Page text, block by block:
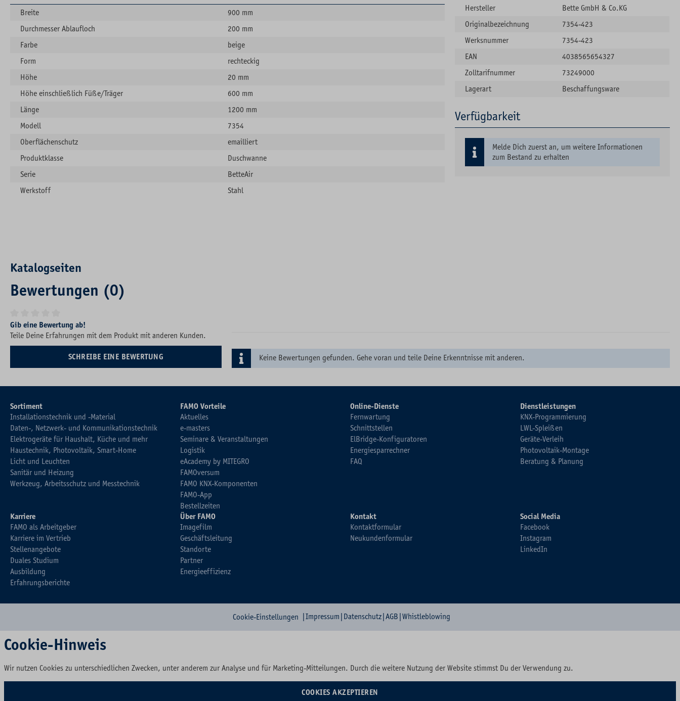
Breite
900 mm
Durchmesser Ablaufloch
200 mm
Farbe
beige
Form
rechteckig
Höhe
20 mm
Höhe einschließlich Füße/Träger
600 mm
Länge
1200 mm
Modell
7354
Oberflächenschutz
emailliert
Produktklasse
Duschwanne
Serie
BetteAir
Werkstoff
Stahl
Hersteller
Bette GmbH & Co.KG
Originalbezeichnung
7354-423
Werksnummer
7354-423
EAN
4038565654327
Zolltarifnummer
73249000
Lagerart
Beschaffungsware
Verfügbarkeit
Melde Dich zuerst an, um weitere Informationen
zum Bestand zu erhalten
Katalogseiten
Bewertungen (0)
Durchschnittliche Bewertung von 0 von 5 Sternen
Gib eine Bewertung ab!
Teile Deine Erfahrungen mit dem Produkt mit anderen Kunden.
SCHREIBE EINE BEWERTUNG Keine Bewertungen gefunden. Gehe voran und teile Deine Erkenntnisse mit anderen.
Sortiment
Installationstechnik und -Material
Daten-, Netzwerk- und Kommunikationstechnik
Elektrogeräte für Haushalt, Küche und mehr
Haustechnik, Photovoltaik, Smart-Home
Licht und Leuchten
Sanitär und Heizung
Werkzeug, Arbeitsschutz und Messtechnik
FAMO Vorteile
Aktuelles
e-masters
Seminare & Veranstaltungen
Logistik
eAcademy by MITEGRO
FAMOversum
FAMO KNX-Komponenten
FAMO-App
Bestellzeiten
Online-Dienste
Fernwartung
Schnittstellen
ElBridge-Konfiguratoren
Energiesparrechner
FAQ
Dienstleistungen
KNX-Programmierung
LWL-Spleißen
Geräte-Verleih
Photovoltaik-Montage
Beratung & Planung
Karriere
FAMO als Arbeitgeber
Karriere im Vertrieb
Stellenangebote
Duales Studium
Ausbildung
Erfahrungsberichte
Über FAMO
Imagefilm
Geschäftsleitung
Standorte
Partner
Energieeffizienz
Kontakt
Kontaktformular
Neukundenformular
Social Media
Facebook
Instagram
LinkedIn
Cookie-Einstellungen Impressum Datenschutz AGB Whistleblowing
Cookie-Hinweis
Wir nutzen Cookies zu unterschiedlichen Zwecken, unter anderem zur Analyse und für Marketing-Mitteilungen. Durch die weitere Nutzung der Website stimmst Du der Verwendung zu.
COOKIES AKZEPTIEREN